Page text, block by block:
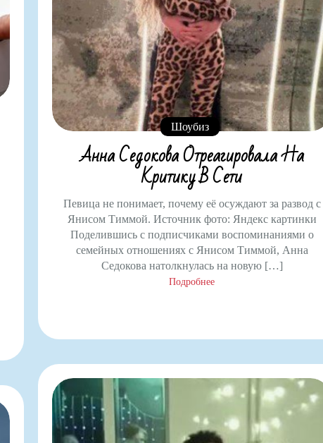
Шоубиз
Анна Седокова Отреагировала На
Критику В Сети
Певица не понимает, почему её осуждают за развод с
Янисом Тиммой. Источник фото: Яндекс картинки
Поделившись с подписчиками воспоминаниями о
семейных отношениях с Янисом Тиммой, Анна
Седокова натолкнулась на новую […]
Подробнее